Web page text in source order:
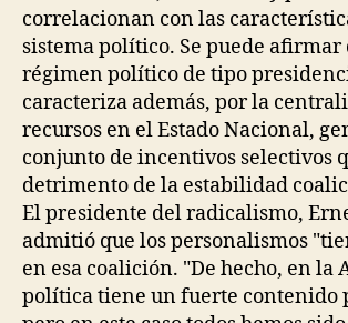
correlacionan con las
sistema político. Se puede afirmar
régimen político de tipo
caracteriza además, por la
recursos en el Estado Nacional,
conjunto de incentivos selectivos
detrimento de la estabilidad
El presidente del radicalismo,
admitió que los personalismos
en esa coalición. "De hecho, en la
política tiene un fuerte contenido